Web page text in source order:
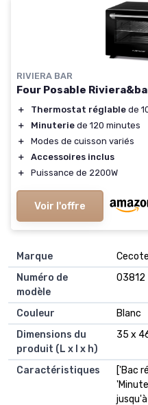
RIVIERA BAR
Four Posable
＋ Thermostat réglable de
＋
Minuterie de 120 minutes
＋
Modes de cuisson variés
＋
Accessoires inclus
＋
Puissance de 2200W
Voir l'offre
Marque
Numéro de
modèle
‎03812
Couleur
‎Blanc
Dimensions du
produit (L x l x h)
‎35 x
Caractéristiques
‎['Bac